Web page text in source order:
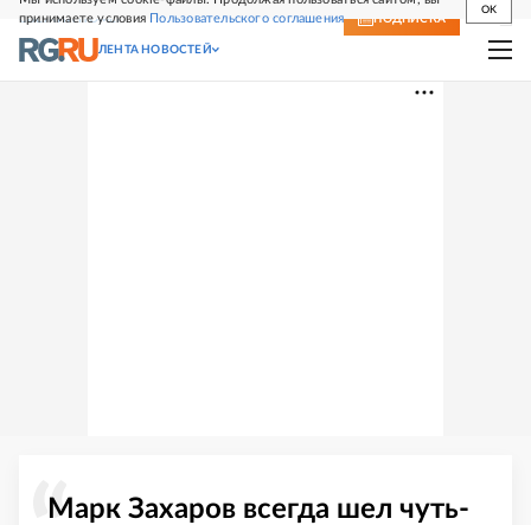
принимаете условия Пользовательского соглашения
OK
СВЕЖИЙ НОМЕР ПОДПИСКА
ЛЕНТА НОВОСТЕЙ
Марк Захаров всегда шел чуть-